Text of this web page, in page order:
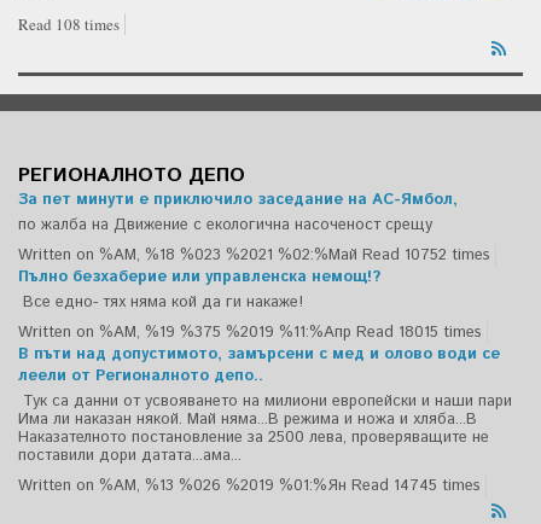
Read 108 times
РЕГИОНАЛНОТО ДЕПО
За пет минути е приключило заседание на АС-Ямбол,
по жалба на Движение с екологична насоченост срещу
Written on %AM, %18 %023 %2021 %02:%Май Read 10752 times
Пълно безхаберие или управленска немощ!?
Все едно- тях няма кой да ги накаже!
Written on %AM, %19 %375 %2019 %11:%Апр Read 18015 times
В пъти над допустимото, замърсени с мед и олово води се
леели от Регионалното депо..
Тук са данни от усвояването на милиони европейски и наши пари
Има ли наказан някой. Май няма...В режима и ножа и хляба...В
Наказателното постановление за 2500 лева, проверяващите не
поставили дори датата...ама...
Written on %AM, %13 %026 %2019 %01:%Ян Read 14745 times